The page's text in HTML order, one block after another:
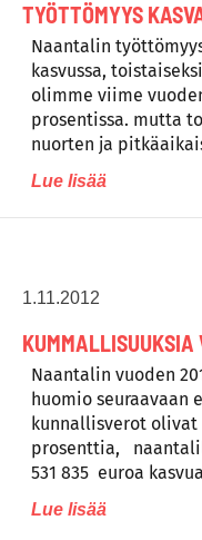
TYÖTTÖMYYS
Naantalin
kasvussa,
olimme viime
prosentissa. mutta
nuorten ja
Lue lisää
1.11.2012
KUMMALLISUUKSIA
Naantalin vuoden
huomio seuraavaan
kunnallisverot olivat
prosenttia,
531 835 euroa
Lue lisää